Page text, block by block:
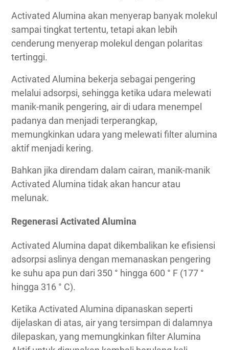
Activated Alumina akan menyerap banyak molekul
sampai tingkat tertentu, tetapi akan lebih
cenderung menyerap molekul dengan polaritas
tertinggi.
Activated Alumina bekerja sebagai pengering
melalui adsorpsi, sehingga ketika udara melewati
manik-manik pengering, air di udara menempel
padanya dan menjadi terperangkap,
memungkinkan udara yang melewati filter alumina
aktif menjadi kering.
Bahkan jika direndam dalam cairan, manik-manik
Activated Alumina tidak akan hancur atau
melunak.
Regenerasi Activated Alumina
Activated Alumina dapat dikembalikan ke efisiensi
adsorpsi aslinya dengan memanaskan pengering
ke suhu apa pun dari 350 ° hingga 600 ° F (177 °
hingga 316 ° C).
Ketika Activated Alumina dipanaskan seperti
dijelaskan di atas, air yang tersimpan di dalamnya
dilepaskan, yang memungkinkan filter Alumina